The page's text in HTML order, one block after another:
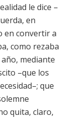
le dice –
en
en convertir a
como rezaba
mediante
–que los
que
quita, claro,